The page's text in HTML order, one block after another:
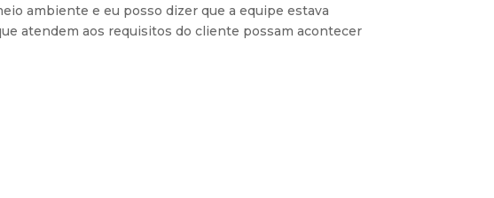
ambiente e eu posso dizer que a equipe estava
atendem aos requisitos do cliente possam acontecer